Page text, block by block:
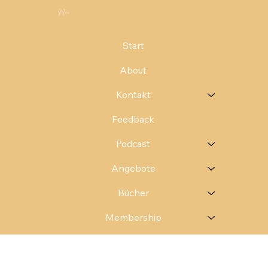
Menü
Start
About
Kontakt
Feedback
Podcast
Angebote
Bücher
Membership